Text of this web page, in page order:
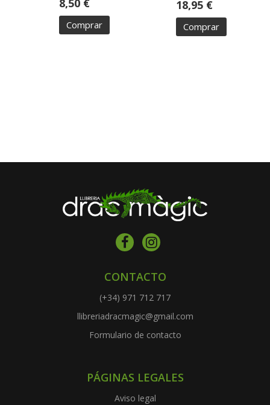
8,50 €
Comprar
18,95 €
Comprar
CONTACTO
(+34) 971 712 717
llibreriadracmagic@gmail.com
Formulario de contacto
PÁGINAS LEGALES
Aviso legal